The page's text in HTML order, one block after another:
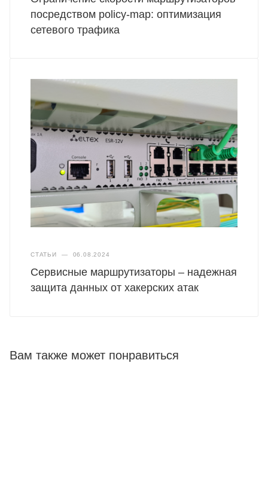
посредством policy-map: оптимизация
сетевого трафика
СТАТЬИ — 06.08.2024
Сервисные маршрутизаторы – надежная
защита данных от хакерских атак
Вам также может понравиться